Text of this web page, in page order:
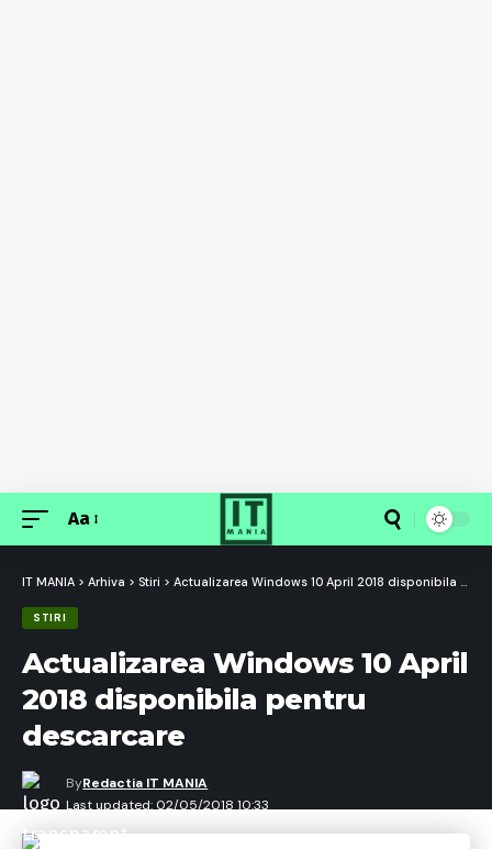
Font
Aa
IT MANIA > Arhiva > Stiri > Actualizarea Windows 10 April 2018 disponibila pentru descarcare
STIRI
Actualizarea Windows 10 April
2018 disponibila pentru
descarcare
Last updated: 02/05/2018 10:33
ByRedactia IT MANIA